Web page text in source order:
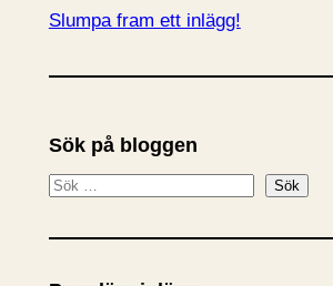
Slumpa fram ett inlägg!
Sök på bloggen
S
k
Sök